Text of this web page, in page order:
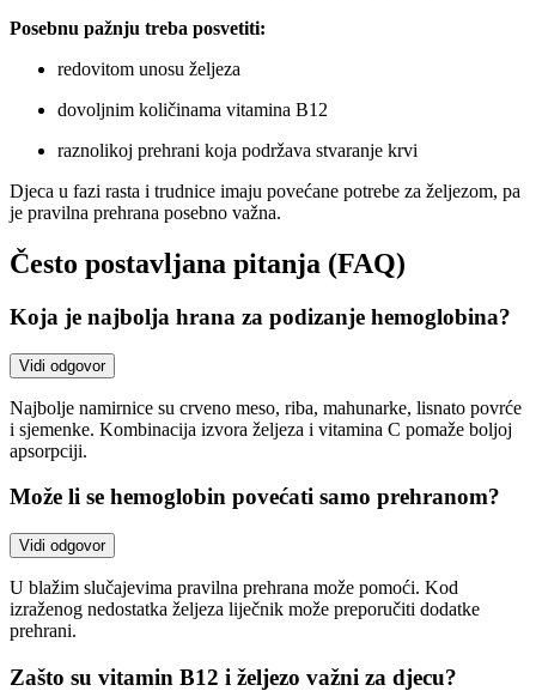
Posebnu pažnju treba posvetiti:
redovitom unosu željeza
dovoljnim količinama vitamina B12
raznolikoj prehrani koja podržava stvaranje krvi
Djeca u fazi rasta i trudnice imaju povećane potrebe za željezom, pa
je pravilna prehrana posebno važna.
Često postavljana pitanja (FAQ)
Koja je najbolja hrana za podizanje hemoglobina?
Vidi odgovor
Najbolje namirnice su crveno meso, riba, mahunarke, lisnato povrće
i sjemenke. Kombinacija izvora željeza i vitamina C pomaže boljoj
apsorpciji.
Može li se hemoglobin povećati samo prehranom?
Vidi odgovor
U blažim slučajevima pravilna prehrana može pomoći. Kod
izraženog nedostatka željeza liječnik može preporučiti dodatke
prehrani.
Zašto su vitamin B12 i željezo važni za djecu?